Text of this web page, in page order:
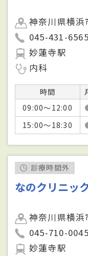
神奈川県横
045-431-6565
妙蓮寺駅
内科
時間
09:00～12:00
15:00～18:30
診療時間外
なのクリニッ
神奈川県横
045-710-0045
妙蓮寺駅